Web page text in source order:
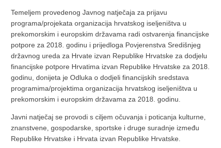
Temeljem provedenog Javnog natječaja za prijavu
programa/projekata organizacija hrvatskog iseljeništva u
prekomorskim i europskim državama radi ostvarenja financijske
potpore za 2018. godinu i prijedloga Povjerenstva Središnjeg
državnog ureda za Hrvate izvan Republike Hrvatske za dodjelu
financijske potpore Hrvatima izvan Republike Hrvatske za 2018.
godinu, donijeta je Odluka o dodjeli financijskih sredstava
programima/projektima organizacija hrvatskog iseljeništva u
prekomorskim i europskim državama za 2018. godinu.
Javni natječaj se provodi s ciljem očuvanja i poticanja kulturne,
znanstvene, gospodarske, sportske i druge suradnje između
Republike Hrvatske i Hrvata izvan Republike Hrvatske.